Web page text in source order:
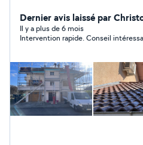
toiture des Moussages, toiture
toiture, étanchéité Ravalement de façade, peinture
intérieur extérieur, boiseries volets
déplacement gratuit travaux
Pour toute demande de
contacter MT rénovation Pour des rénovations, au-delà
de votre imagination
Dernier avis laissé par
Il y a plus de 6 mois
Intervention rapide. Conseil